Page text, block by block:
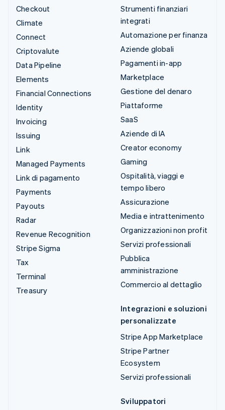
Checkout
Climate
Connect
Criptovalute
Data Pipeline
Elements
Financial Connections
Identity
Invoicing
Issuing
Link
Managed Payments
Link di pagamento
Payments
Payouts
Radar
Revenue Recognition
Stripe Sigma
Tax
Terminal
Treasury
Strumenti finanziari
integrati
Automazione per finanza
Aziende globali
Pagamenti in-app
Marketplace
Gestione del denaro
Piattaforme
SaaS
Aziende di IA
Creator economy
Gaming
Ospitalità, viaggi e
tempo libero
Assicurazione
Media e intrattenimento
Organizzazioni non profit
Servizi professionali
Pubblica
amministrazione
Commercio al dettaglio
Integrazioni e soluzioni
personalizzate
Stripe App Marketplace
Stripe Partner
Ecosystem
Servizi professionali
Sviluppatori